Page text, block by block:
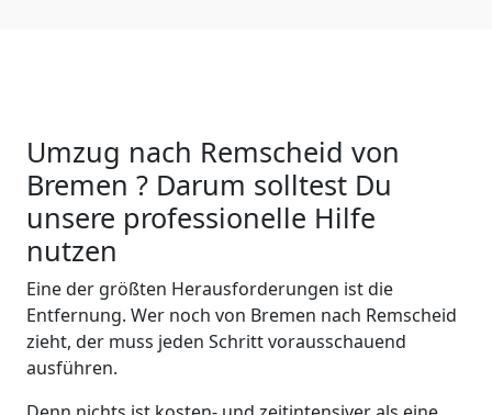
Umzug nach Remscheid von
Bremen ? Darum solltest Du
unsere professionelle Hilfe
nutzen
Eine der größten Herausforderungen ist die
Entfernung. Wer noch von Bremen nach Remscheid
zieht, der muss jeden Schritt vorausschauend
ausführen.